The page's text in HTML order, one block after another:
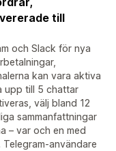
till
och Slack för nya
kan vara aktiva
upp till 5 chattar
välj bland 12
sammanfattningar
– var och en med
användare